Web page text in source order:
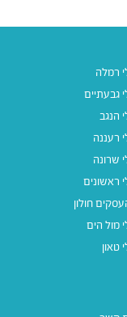
רמלה
גבעתיים
הנגב
רעננה
שרונה
ראשונים
חולון
מול הים
טאון